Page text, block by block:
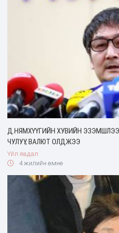
Д.НЯМХҮҮГИЙН ХУВИЙН
ЧУЛУУ, ВАЛЮТ ОЛДЖЭЭ
Үйл явдал
4 жилийн өмнө